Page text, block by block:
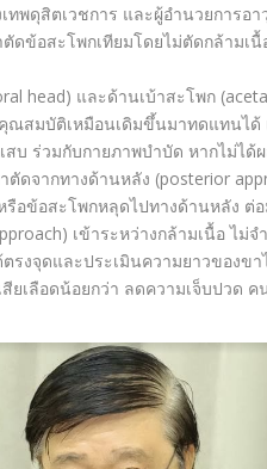
พดุสิตเวชการ และผู้อำนวยการอ
ดข้อสะโพกเทียมโดยไม่ตัดกล้ามเ
head) และด้านเบ้าสะโพก (
ณสมบัติเหมือนเดิมขึ้นมาทดแทนได้
บ ร่วมกับกายภาพบำบัด หากไม่ได้
ตัดจากทางด้านหลัง (posterior
อข้อสะโพกหลุดไปทางด้านหลัง ต่
เข้าระหว่างกล้ามเนื้อ ไม่
งจุดและประเมินความยาวของข
ยเลือดน้อยกว่า ลดความเจ็บปวด ค